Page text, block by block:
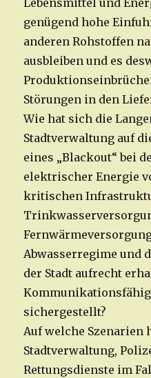
Lebensmittel und
genügend hohe
anderen Rohstoffen
ausbleiben und es
Störungen in den
Wie hat sich die
Stadtverwaltung auf
eines „Blackout“ bei
elektrischer Energie
kritischen
Abwasserregime und
der Stadt aufrecht
sichergestellt?
Auf welche Szenarien
Stadtverwaltung,
Rettungsdienste im